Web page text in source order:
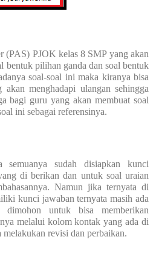
(PAS) PJOK kelas 8 SMP yang akan
bentuk pilihan ganda dan soal bentuk
soal-soal ini maka kiranya bisa
menghadapi ulangan sehingga
bagi guru yang akan membuat soal
ini sebagai referensinya.
sudah disiapkan kunci
di berikan dan untuk soal uraian
Namun jika ternyata di
kunci jawaban ternyata masih ada
untuk bisa memberikan
melalui kolom kontak yang ada di
revisi dan perbaikan.